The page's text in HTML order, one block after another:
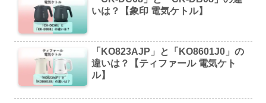
いは？【象印 電気ケトル】
「KO823AJP」と「KO8601J0」の
違いは？【ティファール 電気ケト
ル】